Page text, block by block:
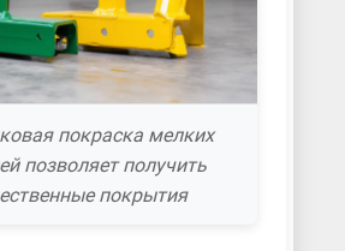
покраска мелких
позволяет получить
покрытия